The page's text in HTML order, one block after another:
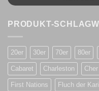
PRODUKT-
20er 30er 70er 80er
Cabaret Charleston Cher
First Nations Fluch der